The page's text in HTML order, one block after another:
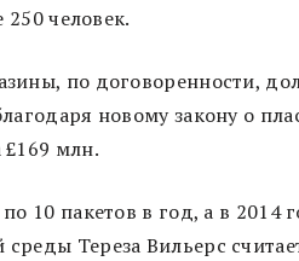
человек.
по договоренности,
новому закону о
£169 млн.
10 пакетов в год, а в 2014
Тереза Вильерс